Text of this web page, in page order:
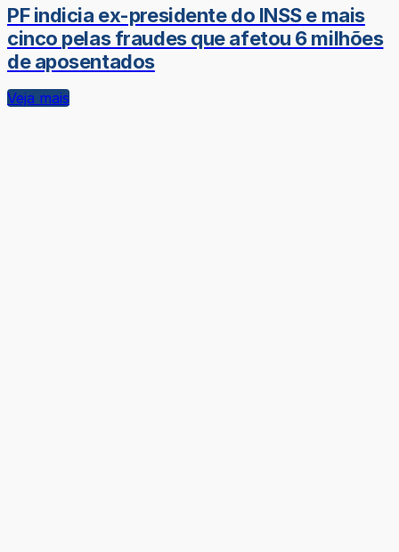
PF indicia ex-presidente do INSS e mais
cinco pelas fraudes que afetou 6 milhões
de aposentados
Veja mais